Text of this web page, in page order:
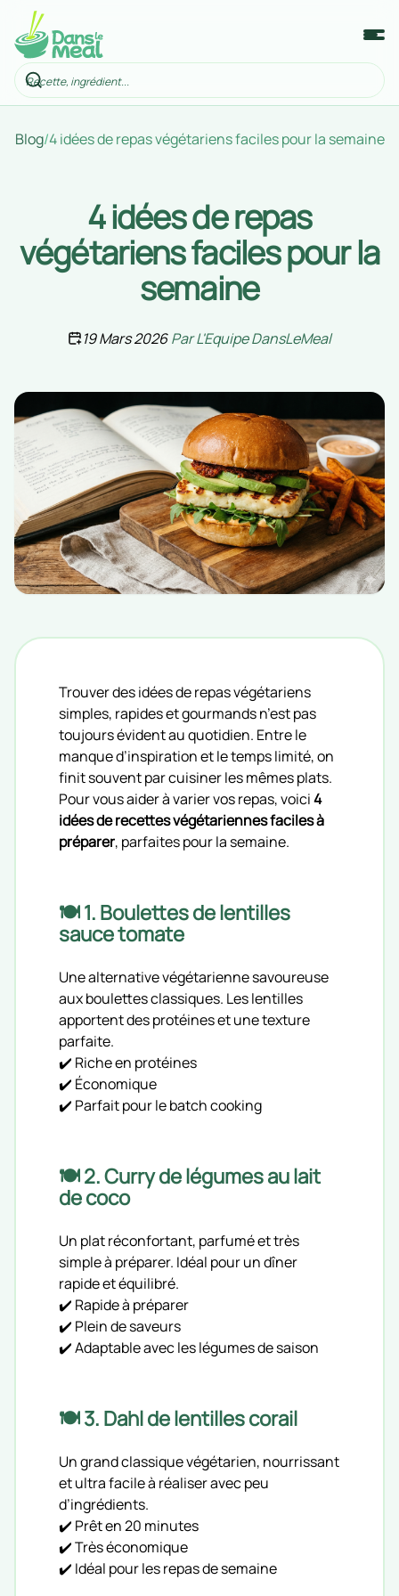
Blog/4 idées de repas végétariens faciles pour la semaine
4 idées de repas
végétariens faciles pour la
semaine
19 Mars 2026 ParL'Equipe DansLeMeal
Trouver des idées de repas végétariens
simples, rapides et gourmands n’est pas
toujours évident au quotidien. Entre le
manque d’inspiration et le temps limité, on
finit souvent par cuisiner les mêmes plats.
Pour vous aider à varier vos repas, voici4
idées de recettes végétariennes faciles à
préparer, parfaites pour la semaine.
🍽️ 1. Boulettes de lentilles
sauce tomate
Une alternative végétarienne savoureuse
aux boulettes classiques. Les lentilles
apportent des protéines et une texture
parfaite.
✔️ Riche en protéines
✔️ Économique
✔️ Parfait pour le batch cooking
🍽️ 2. Curry de légumes au lait
de coco
Un plat réconfortant, parfumé et très
simple à préparer. Idéal pour un dîner
rapide et équilibré.
✔️ Rapide à préparer
✔️ Plein de saveurs
✔️ Adaptable avec les légumes de saison
🍽️ 3. Dahl de lentilles corail
Un grand classique végétarien, nourrissant
et ultra facile à réaliser avec peu
d’ingrédients.
✔️ Prêt en 20 minutes
✔️ Très économique
✔️ Idéal pour les repas de semaine